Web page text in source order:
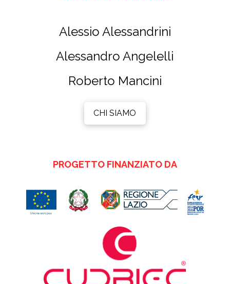
Alessio Alessandrini
Alessandro Angelelli
Roberto Mancini
CHI SIAMO
PROGETTO FINANZIATO DA